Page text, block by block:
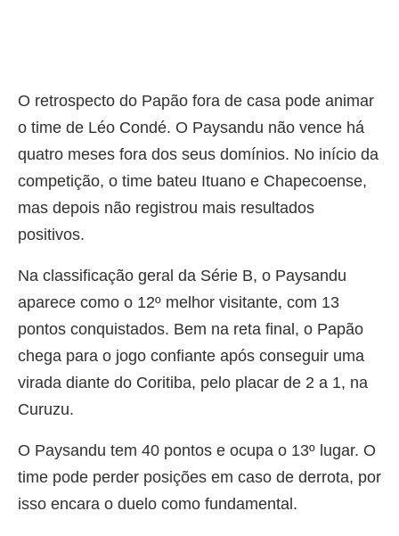
O retrospecto do Papão fora de casa pode animar
o time de Léo Condé. O Paysandu não vence há
quatro meses fora dos seus domínios. No início da
competição, o time bateu Ituano e Chapecoense,
mas depois não registrou mais resultados
positivos.
Na classificação geral da Série B, o Paysandu
aparece como o 12º melhor visitante, com 13
pontos conquistados. Bem na reta final, o Papão
chega para o jogo confiante após conseguir uma
virada diante do Coritiba, pelo placar de 2 a 1, na
Curuzu.
O Paysandu tem 40 pontos e ocupa o 13º lugar. O
time pode perder posições em caso de derrota, por
isso encara o duelo como fundamental.